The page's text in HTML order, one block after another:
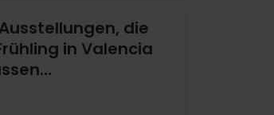
die
in Valencia